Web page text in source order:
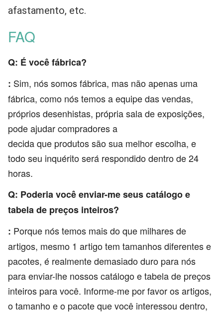
afastamento, etc.
FAQ
Q: É você fábrica?
: Sim, nós somos fábrica, mas não apenas uma
fábrica, como nós temos a equipe das vendas,
próprios desenhistas, própria sala de exposições,
pode ajudar compradores a
decida que produtos são sua melhor escolha, e
todo seu inquérito será respondido dentro de 24
horas.
Q: Poderia você enviar-me seus catálogo e
tabela de preços inteiros?
: Porque nós temos mais do que milhares de
artigos, mesmo 1 artigo tem tamanhos diferentes e
pacotes, é realmente demasiado duro para nós
para enviar-lhe nossos catálogo e tabela de preços
inteiros para você. Informe-me por favor os artigos,
o tamanho e o pacote que você interessou dentro,